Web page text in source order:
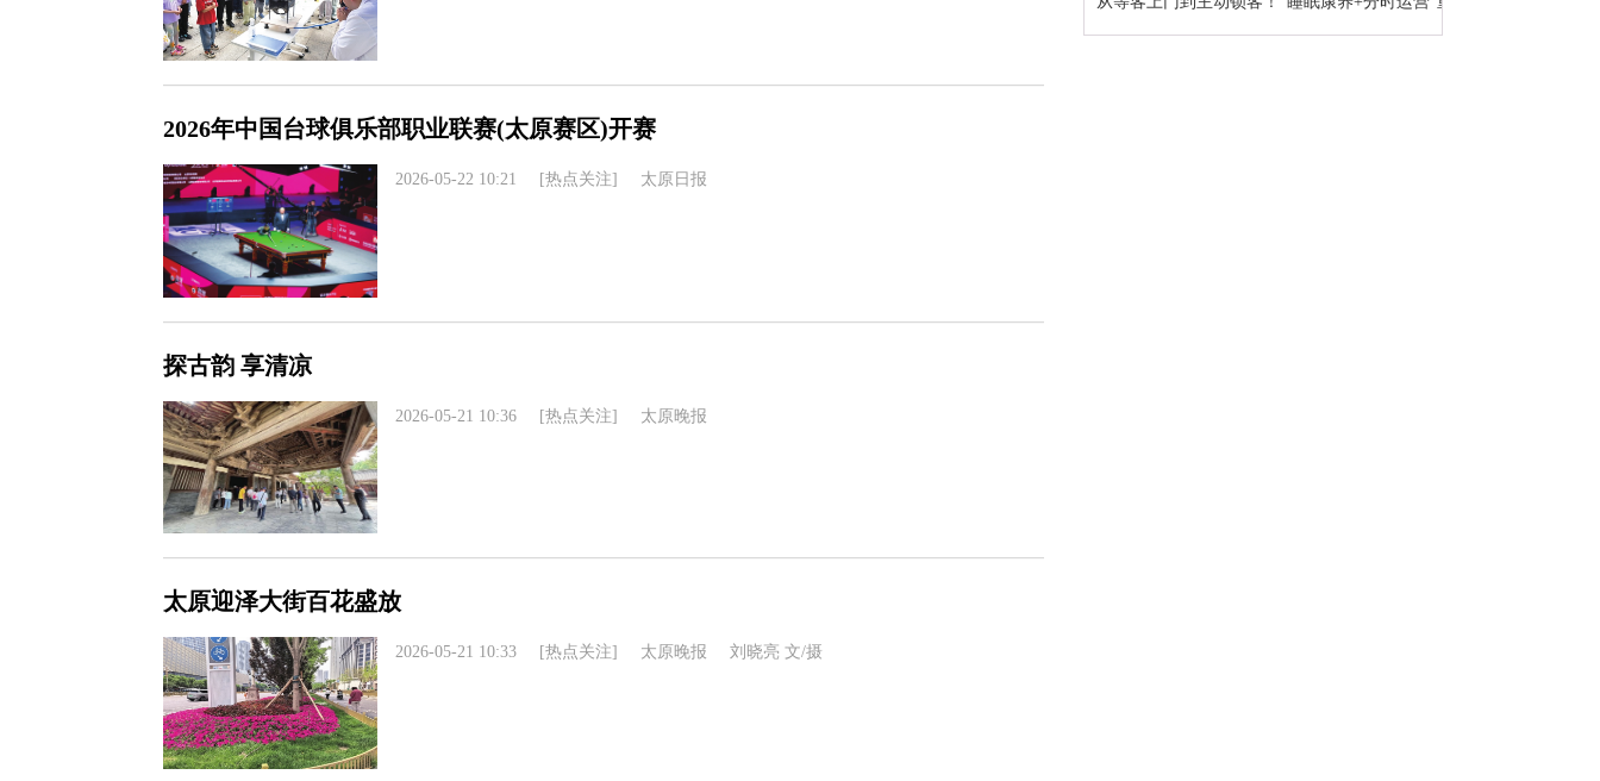
2026年中国台球俱乐部职业联赛(太原赛区)开赛
2026-05-22 10:21 [热点关注] 太原日报
探古韵 享清凉
2026-05-21 10:36 [热点关注] 太原晚报
太原迎泽大街百花盛放
2026-05-21 10:33 [热点关注] 太原晚报 刘晓亮 文/摄